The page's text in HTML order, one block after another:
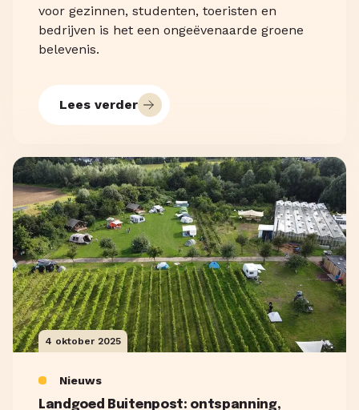
voor gezinnen, studenten, toeristen en
bedrijven is het een ongeëvenaarde groene
belevenis.
Lees verder
4 oktober 2025
Nieuws
Landgoed Buitenpost: ontspanning,